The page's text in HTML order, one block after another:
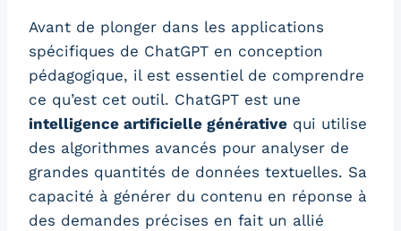
Avant de plonger dans les applications
spécifiques de ChatGPT en conception
pédagogique, il est essentiel de comprendre
ce qu’est cet outil. ChatGPT est une
intelligence artificielle générative qui utilise
des algorithmes avancés pour analyser de
grandes quantités de données textuelles. Sa
capacité à générer du contenu en réponse à
des demandes précises en fait un allié